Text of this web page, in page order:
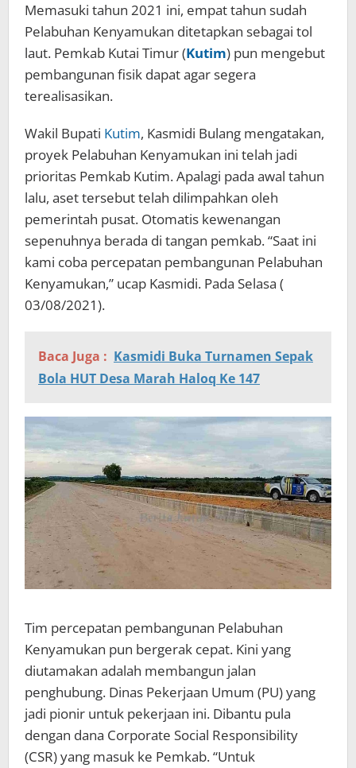
Memasuki tahun 2021 ini, empat tahun sudah
Pelabuhan Kenyamukan ditetapkan sebagai tol
laut. Pemkab Kutai Timur (Kutim) pun mengebut
pembangunan fisik dapat agar segera
terealisasikan.
Wakil Bupati Kutim, Kasmidi Bulang mengatakan,
proyek Pelabuhan Kenyamukan ini telah jadi
prioritas Pemkab Kutim. Apalagi pada awal tahun
lalu, aset tersebut telah dilimpahkan oleh
pemerintah pusat. Otomatis kewenangan
sepenuhnya berada di tangan pemkab. “Saat ini
kami coba percepatan pembangunan Pelabuhan
Kenyamukan,” ucap Kasmidi. Pada Selasa (
03/08/2021).
Baca Juga : Kasmidi Buka Turnamen Sepak
Bola HUT Desa Marah Haloq Ke 147
Tim percepatan pembangunan Pelabuhan
Kenyamukan pun bergerak cepat. Kini yang
diutamakan adalah membangun jalan
penghubung. Dinas Pekerjaan Umum (PU) yang
jadi pionir untuk pekerjaan ini. Dibantu pula
dengan dana Corporate Social Responsibility
(CSR) yang masuk ke Pemkab. “Untuk